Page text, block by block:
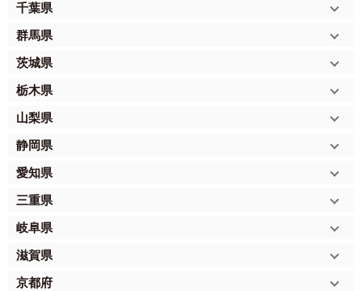
千葉県
群馬県
茨城県
栃木県
山梨県
静岡県
愛知県
三重県
岐阜県
滋賀県
京都府